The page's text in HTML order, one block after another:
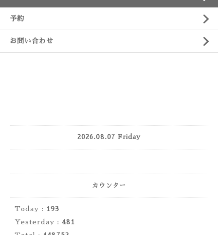
予約
お問い合わせ
2026.08.07 Friday
カウンター
Today :
193
Yesterday : 481